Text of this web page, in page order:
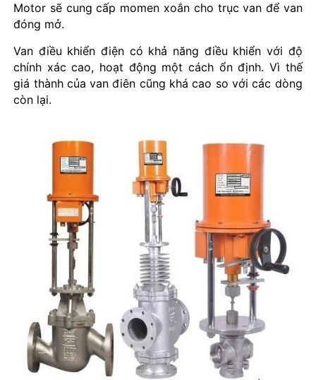
Motor sẽ cung cấp momen xoắn cho trục van để van
đóng mở.
Van điều khiển điện có khả năng điều khiển với độ
chính xác cao, hoạt động một cách ổn định. Vì thế
giá thành của van điên cũng khá cao so với các dòng
còn lại.